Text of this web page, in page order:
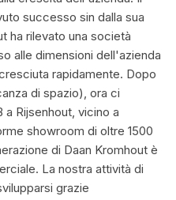
successo sin dalla sua
ha rilevato una società
alle dimensioni dell'azienda
rapidamente. Dopo
di spazio), ora ci
Rijsenhout, vicino a
showroom di oltre 1500
di Daan Kromhout è
La nostra attività di
grazie